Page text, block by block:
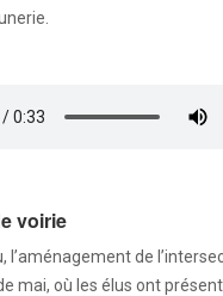
voirie
l’aménagement de
mai, où les élus ont